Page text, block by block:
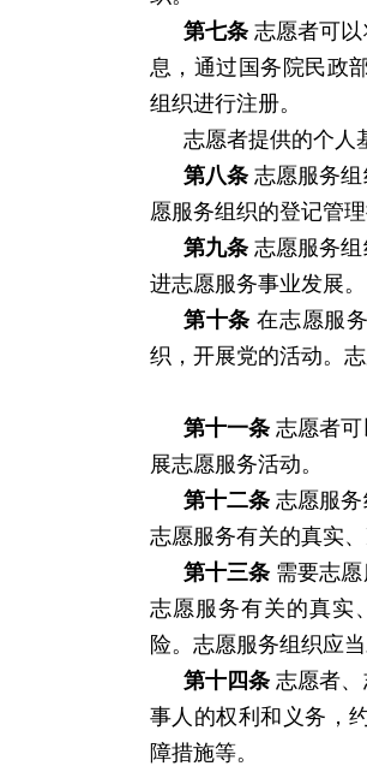
第七条 志愿者可
息，通过国务院民政
组织进行注册。
志愿者提供的个人
第八条 志愿服务
愿服务组织的登记管
第九条 志愿服务
进志愿服务事业发展。
第十条 在志愿服
织，开展党的活动。
第十一条 志愿者
展志愿服务活动。
第十二条 志愿服
志愿服务有关的真实
第十三条 需要志
志愿服务有关的真实
险。志愿服务组织应
第十四条 志愿者
事人的权利和义务，
障措施等。